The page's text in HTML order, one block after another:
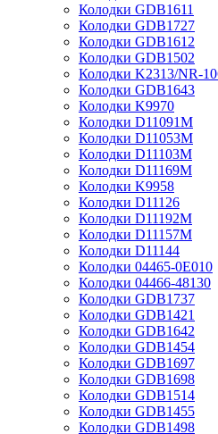
Колодки GDB1611
Колодки GDB1727
Колодки GDB1612
Колодки GDB1502
Колодки K2313/NR-
Колодки GDB1643
Колодки K9970
Колодки D11091M
Колодки D11053M
Колодки D11103M
Колодки D11169M
Колодки K9958
Колодки D11126
Колодки D11192M
Колодки D11157M
Колодки D11144
Колодки 04465-0E010
Колодки 04466-48130
Колодки GDB1737
Колодки GDB1421
Колодки GDB1642
Колодки GDB1454
Колодки GDB1697
Колодки GDB1698
Колодки GDB1514
Колодки GDB1455
Колодки GDB1498